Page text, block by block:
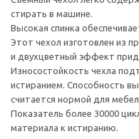
стирать в машине.
Высокая спинка
Этот чехол изготовлен из
и двухцветный эффект
Износостойкость чехла
истиранием. Способность
считается нормой для
Показатель более 30000
материала к истиранию.